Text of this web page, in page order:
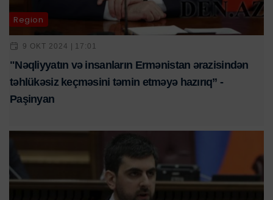
Region
9 OKT 2024 | 17:01
"Nəqliyyatın və insanların Ermənistan ərazisindən
təhlükəsiz keçməsini təmin etməyə hazırıq” -
Paşinyan